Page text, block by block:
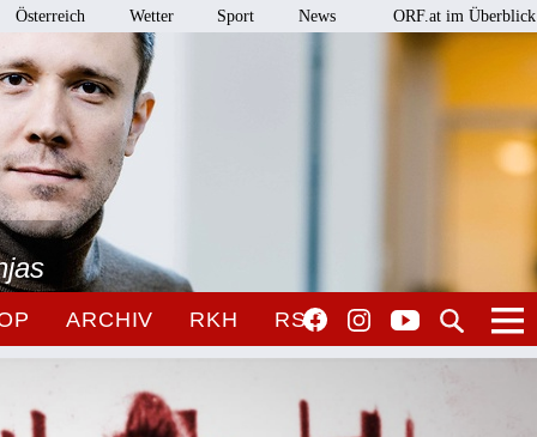
Österreich Wetter Sport News ORF.at im Überblick
ARCHIV RKH RSO